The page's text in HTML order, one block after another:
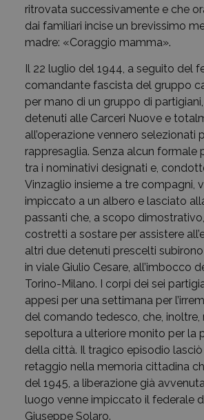
ritrovata successivamente e che
dai familiari incise un brevissimo
madre: «Coraggio mamma».
Il 22 luglio del 1944, a seguito del
comandante fascista del gruppo
per mano di un gruppo di
detenuti alle Carceri Nuove e
all’operazione vennero selezionati
rappresaglia. Senza alcun formale
tra i nominativi designati e,
Vinzaglio insieme a tre compagni,
impiccato a un albero e lasciato
passanti che, a scopo
costretti a sostare per assistere
altri due detenuti prescelti
in viale Giulio Cesare, all’imbocco
Torino-Milano. I corpi dei sei
appesi per una settimana per
del comando tedesco, che, inoltre,
sepoltura a ulteriore monito per la
della città. Il tragico episodio
retaggio nella memoria cittadina
del 1945, a liberazione già
luogo venne impiccato il federale
Giuseppe Solaro.